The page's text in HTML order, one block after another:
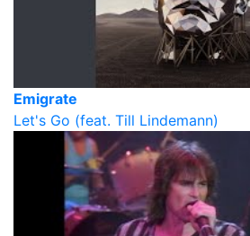
Emigrate
Let's Go (feat. Till Lindemann)